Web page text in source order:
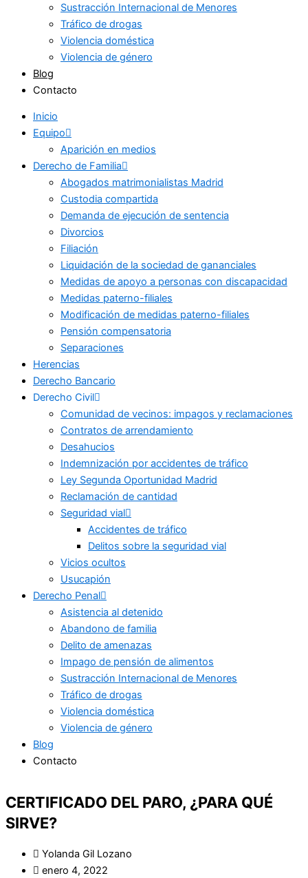
Sustracción Internacional de Menores
Tráfico de drogas
Violencia doméstica
Violencia de género
Blog
Contacto
Inicio
Equipo
Aparición en medios
Derecho de Familia
Abogados matrimonialistas Madrid
Custodia compartida
Demanda de ejecución de sentencia
Divorcios
Filiación
Liquidación de la sociedad de gananciales
Medidas de apoyo a personas con discapacidad
Medidas paterno-filiales
Modificación de medidas paterno-filiales
Pensión compensatoria
Separaciones
Herencias
Derecho Bancario
Derecho Civil
Comunidad de vecinos: impagos y reclamaciones
Contratos de arrendamiento
Desahucios
Indemnización por accidentes de tráfico
Ley Segunda Oportunidad Madrid
Reclamación de cantidad
Seguridad vial
Accidentes de tráfico
Delitos sobre la seguridad vial
Vicios ocultos
Usucapión
Derecho Penal
Asistencia al detenido
Abandono de familia
Delito de amenazas
Impago de pensión de alimentos
Sustracción Internacional de Menores
Tráfico de drogas
Violencia doméstica
Violencia de género
Blog
Contacto
CERTIFICADO DEL PARO, ¿PARA QUÉ
SIRVE?
Yolanda Gil Lozano
enero 4, 2022